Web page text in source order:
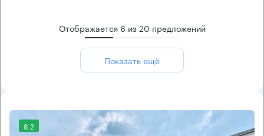
Отображается 6 из20 предложений
Показать ещё
8.2